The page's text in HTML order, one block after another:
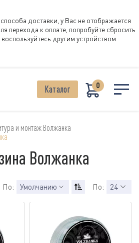
доставки, у Вас не отображается
перехода к оплате, попробуйте сбросить
другим устройством
Каталог 0
и монтаж Волжанка
Волжанка
По: Умолчанию По: 24